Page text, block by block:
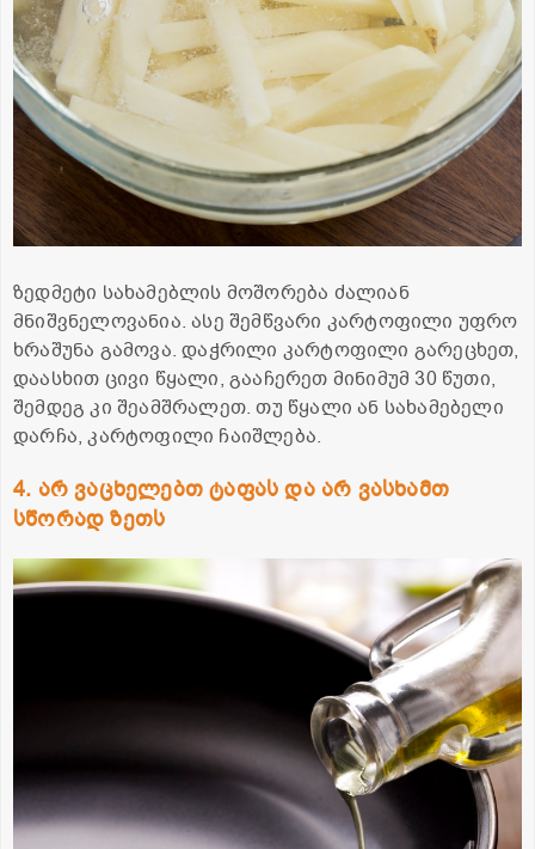
ზედმეტი სახამებლის მოშორება ძალიან
მნიშვნელოვანია. ასე შემწვარი კარტოფილი უფრო
ხრაშუნა გამოვა. დაჭრილი კარტოფილი გარეცხეთ,
დაასხით ცივი წყალი, გააჩერეთ მინიმუმ 30 წუთი,
შემდეგ კი შეამშრალეთ. თუ წყალი ან სახამებელი
დარჩა, კარტოფილი ჩაიშლება.
4. არ ვაცხელებთ ტაფას და არ ვასხამთ
სწორად ზეთს